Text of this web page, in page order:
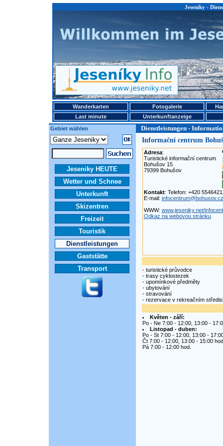
Jeseniky -
Wanderkarten Fotogalerie
Last minute
Unterkunftanzeige
Gebiet wählen
Dienstleistungen -
Jeseniky HEUTE
Wetter und Schnee
Unterkunft
Skizentren
Freizeit
Touristik
Dienstleistungen
Gaststätte
Transport
Informační centrum
Adresa:
Turistické informační centrum
Bohušov 15
79399 Bohušov
Kontakt: Telefon: +420
E-mail: infocentrum@bohusov.cz
WWW: www.jeseniky.net/
Odkaz na webovou stránku
- turistické průvodce
- trasy cyklostezek
- upomínkové předměty
- ubytování
- stravování
- rezervace v rekreačním
Květen - září:
Po - Ne 7:00 - 12:00, 13:00 -
Listopad - duben:
Po - St 7:00 - 12:00, 13:00 -
Čt 7:00 - 12:00, 13:00 - 15:00
Pá 7:00 - 12:00 hod.